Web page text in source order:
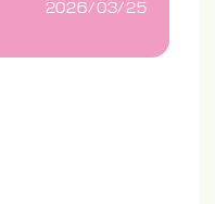
2026/03/25